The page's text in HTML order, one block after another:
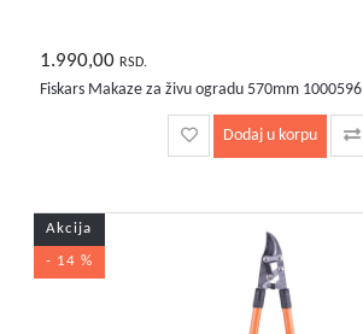
1.990,00 RSD.
Fiskars Makaze za živu ogradu 570mm 1000596
Dodaj u korpu
Akcija
- 14 %